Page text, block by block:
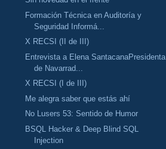
Formación Técnica en Auditoría y
Seguridad Informá...
X RECSI (II de III)
Entrevista a Elena SantacanaPresidenta
de Navarrad...
X RECSI (I de III)
Me alegra saber que estás ahí
No Lusers 53: Sentido de Humor
BSQL Hacker & Deep Blind SQL
Injection